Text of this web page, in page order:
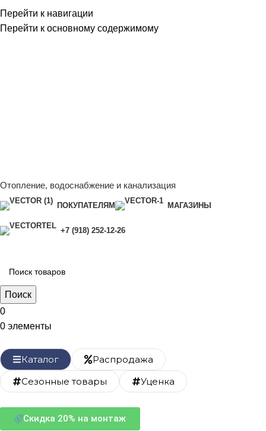
Перейти к навигации
Перейти к основному содержимому
Отопление, водоснабжение и канализация
ПОКУПАТЕЛЯМ МАГАЗИНЫ
+7 (918) 252-12-26
Поиск
0
0 элементы
Каталог
Распродажа
Сезонные товары
Уценка
Скидка 20% на монтаж